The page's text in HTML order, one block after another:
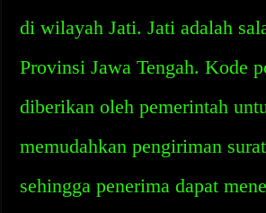
di wilayah Jati. Jati adalah
Provinsi Jawa Tengah. Kode
diberikan oleh pemerintah
memudahkan pengiriman
sehingga penerima dapat